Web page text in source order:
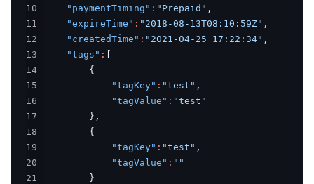
10
"paymentTiming" : "Prepaid" ,
11
"expireTime" : "2018-08-13T08:10:59Z" ,
12
"createdTime" : "2021-04-25 17:22:34" ,
13
"tags" : [
14
{
15
"tagKey" : "test" ,
16
"tagValue" : "test"
17
} ,
18
{
19
"tagKey" : "test" ,
20
"tagValue" : ""
21
}